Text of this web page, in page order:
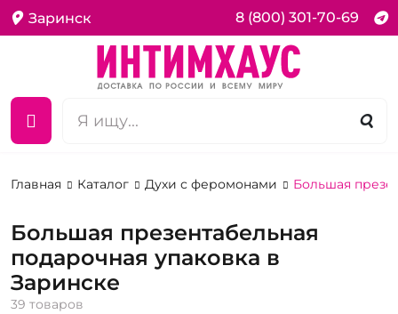
Заринск 8 (800) 301-70-69
Главная Каталог Духи с феромонами Большая
Большая презентабельная
подарочная упаковка в
Заринске
39 товаров